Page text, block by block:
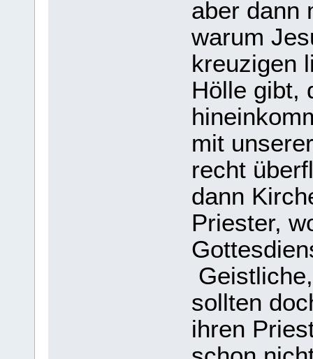
aber dann
warum
kreuzigen
Hölle gibt,
mit
recht
dann
Priester,
sollten
ihren